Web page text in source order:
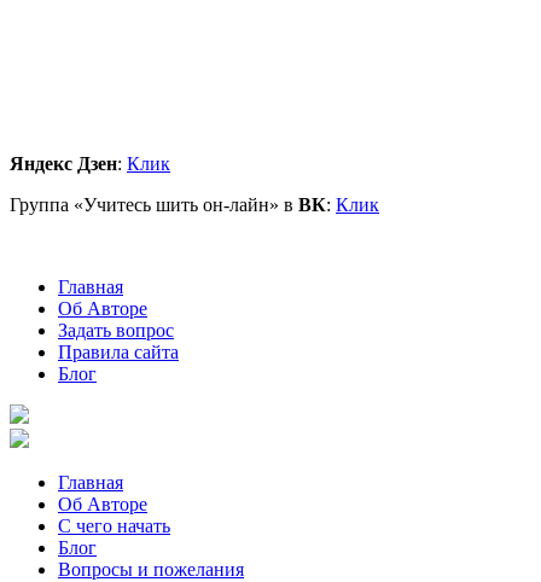
Яндекс Дзен: Клик
Группа «Учитесь шить он-лайн» в ВК: Клик
Главная
Об Авторе
Задать вопрос
Правила сайта
Блог
Главная
Об Авторе
С чего начать
Блог
Вопросы и пожелания